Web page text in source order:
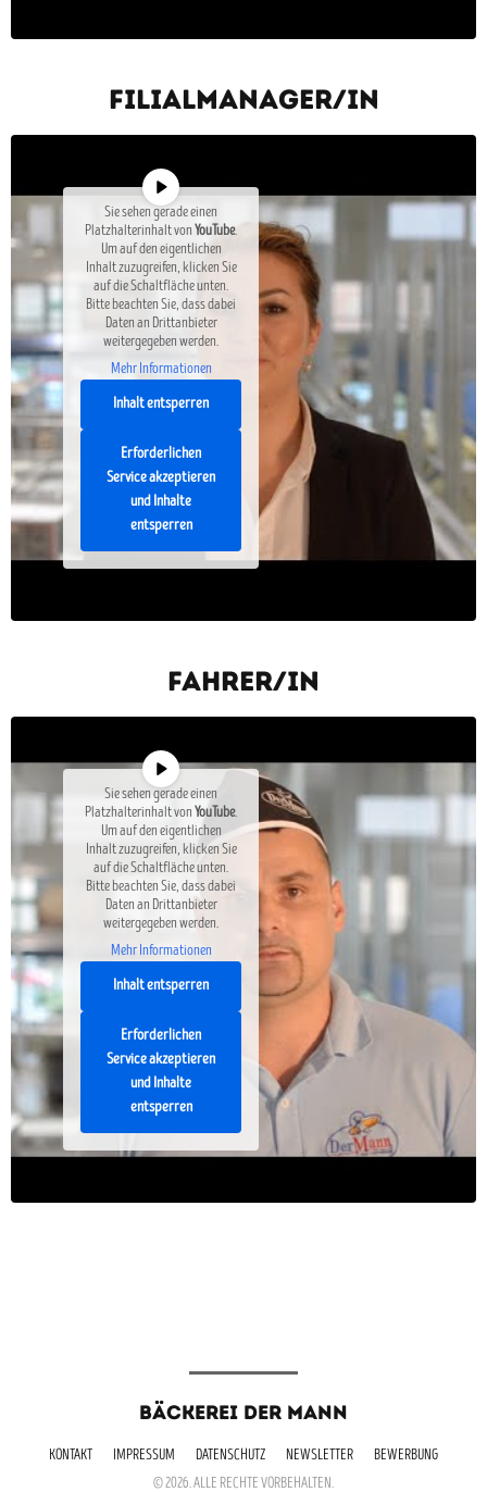
Filialmanager/In
Sie sehen gerade einen
Platzhalterinhalt von YouTube.
Um auf den eigentlichen
Inhalt zuzugreifen, klicken Sie
auf die Schaltfläche unten.
Bitte beachten Sie, dass dabei
Daten an Drittanbieter
weitergegeben werden.
Mehr Informationen
Inhalt entsperren
Erforderlichen
Service akzeptieren
und Inhalte
entsperren
Fahrer/In
Sie sehen gerade einen
Platzhalterinhalt von YouTube.
Um auf den eigentlichen
Inhalt zuzugreifen, klicken Sie
auf die Schaltfläche unten.
Bitte beachten Sie, dass dabei
Daten an Drittanbieter
weitergegeben werden.
Mehr Informationen
Inhalt entsperren
Erforderlichen
Service akzeptieren
und Inhalte
entsperren
BÄCKEREI DER MANN
KONTAKT IMPRESSUM DATENSCHUTZ NEWSLETTER
BEWERBUNG
© 2026. ALLE RECHTE VORBEHALTEN.